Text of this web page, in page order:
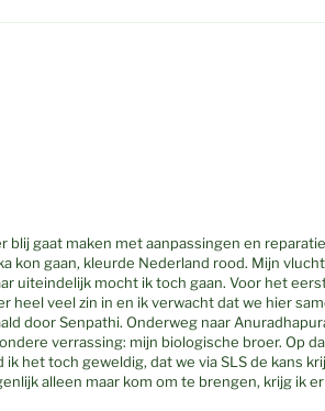
gaat maken met aanpassingen en
kon gaan, kleurde Nederland rood. Mijn
uiteindelijk mocht ik toch gaan. Voor het
heel veel zin in en ik verwacht dat we hier
door Senpathi. Onderweg naar
verrassing: mijn biologische broer. Op
het toch geweldig, dat we via SLS de kans
alleen maar kom om te brengen, krijg ik